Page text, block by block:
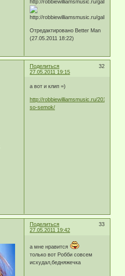
Отредактировано Better Man
(27.05.2011 18:22)
Поделиться
32
27.05.2011 19:15
а вот и клип =)
http://robbiewilliamsmusic.ru/2011/05/
so-semok/
Поделиться
33
27.05.2011 19:42
а мне нравится
только вот Робби совсем
исхудал,бедняжечка